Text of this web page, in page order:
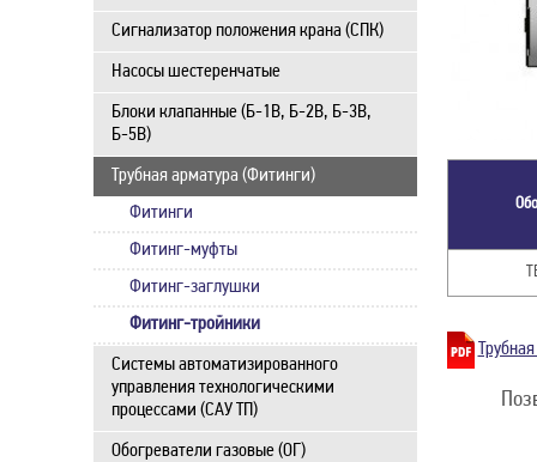
Сигнализатор положения крана (СПК)
Насосы шестеренчатые
Блоки клапанные (Б-1В, Б-2В, Б-3В,
Б-5В)
Трубная арматура (Фитинги)
Фитинги
Фитинг-муфты
Фитинг-заглушки
Фитинг-тройники
Системы автоматизированного
управления технологическими
процессами (САУ ТП)
Обогреватели газовые (ОГ)